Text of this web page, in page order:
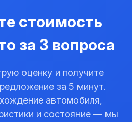
стоимость
за 3 вопроса
оценку и получите
за 5 минут.
автомобиля,
и состояние — мы